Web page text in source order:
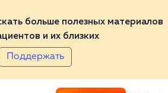
больше полезных материалов
и их близких
Поддержать